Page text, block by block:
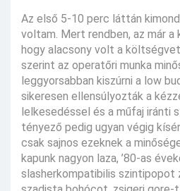
Az első 5-10 perc láttán
voltam. Mert rendben, az már a
hogy alacsony volt a
szerint az operatőri munka
leggyorsabban kiszúrni a low
sikeresen ellensúlyozták a
lelkesedéssel és a műfaj iránti
tényező pedig ugyan végig
csak sajnos ezeknek a
kapunk nagyon laza, ’80-as
slasherkompatibilis szintipopot